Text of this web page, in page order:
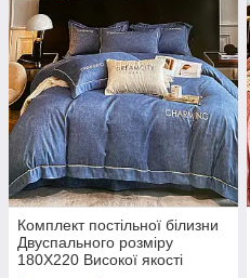
Комплект постільної білизни
Двуспального розміру
180Х220 Високої якості